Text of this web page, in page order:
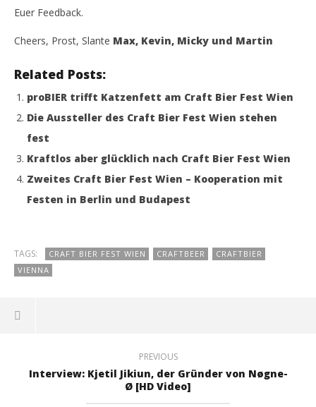
Euer Feedback.
Cheers, Prost, Slante Max, Kevin, Micky und Martin
Related Posts:
proBIER trifft Katzenfett am Craft Bier Fest Wien
Die Aussteller des Craft Bier Fest Wien stehen
fest
Kraftlos aber glücklich nach Craft Bier Fest Wien
Zweites Craft Bier Fest Wien – Kooperation mit
Festen in Berlin und Budapest
TAGS: CRAFT BIER FEST WIEN CRAFTBEER
CRAFTBIER
VIENNA
PREVIOUS
Interview: Kjetil Jikiun, der Gründer von Nøgne-
Ø [HD Video]